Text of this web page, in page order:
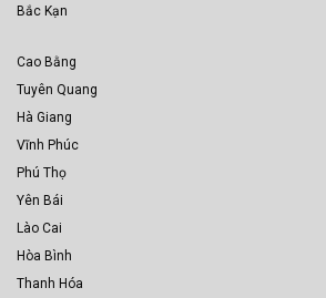
Bắc Kạn
Cao Bằng
Tuyên Quang
Hà Giang
Vĩnh Phúc
Phú Thọ
Yên Bái
Lào Cai
Hòa Bình
Thanh Hóa